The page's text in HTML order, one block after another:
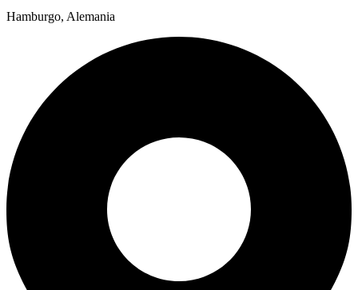
Hamburgo, Alemania